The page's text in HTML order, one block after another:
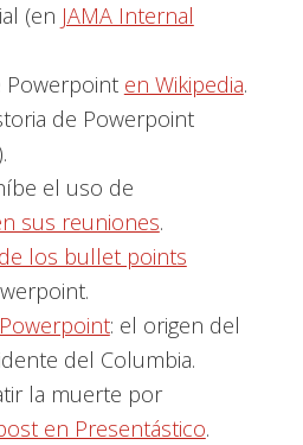
(en JAMA Internal
Powerpoint en Wikipedia.
de Powerpoint
el uso de
sus reuniones.
los bullet points
: el origen del
del Columbia.
la muerte por
en Presentástico.